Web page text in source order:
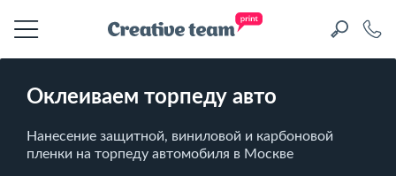
Оклеиваем торпеду авто
Нанесение защитной, виниловой и карбоновой
пленки на торпеду автомобиля в Москве